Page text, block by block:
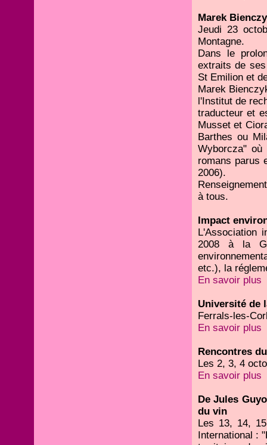
Marek
Jeudi 23
Montagne.
Dans le
extraits de
St Emilion et
Marek
l'Institut de
traducteur et
Musset et
Barthes ou
Wyborcza"
romans parus
2006).
à tous.
Impact
L'Association
2008 à la
etc.), la
En savoir plus
Université de
Ferrals-les-
En savoir plus
Rencontres
Les 2, 3, 4
En savoir plus
De Jules
du vin
Les 13, 14,
International :